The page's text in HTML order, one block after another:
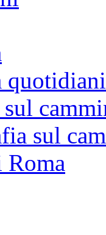
sul
Roma